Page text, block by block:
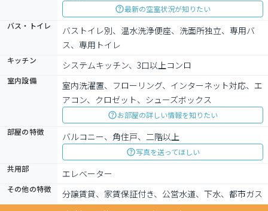
最新の空室状況が知りたい
バス・トイレ
バストイレ別、温水洗浄便座、洗面所独立、専用バ
ス、専用トイレ
キッチン システムキッチン、3口以上コンロ
室内設備
室内洗濯置、フローリング、インターネット対応、エ
アコン、クロゼット、シューズボックス
お部屋の詳しい情報を知りたい
部屋の特徴
バルコニー、角住戸、二階以上
写真を送ってほしい
共用部
エレベーター
その他の特徴
分譲賃貸、家賃保証付き、公営水道、下水、都市ガス